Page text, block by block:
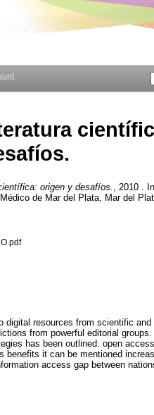
origen y desafíos.
, 2010 .
de Mar del Plata, Mar del
resources from scientific
from powerful editorial
has been outlined: open
it can be mentioned
access gap between